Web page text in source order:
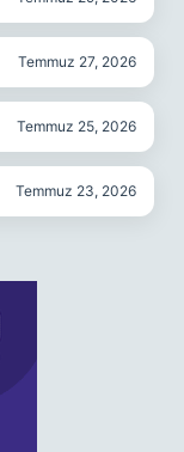
Temmuz 27, 2026
Temmuz 25, 2026
Temmuz 23, 2026